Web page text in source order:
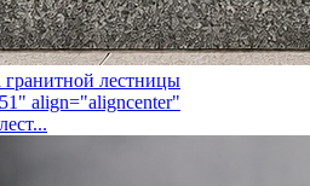
лестницы
align="aligncenter"